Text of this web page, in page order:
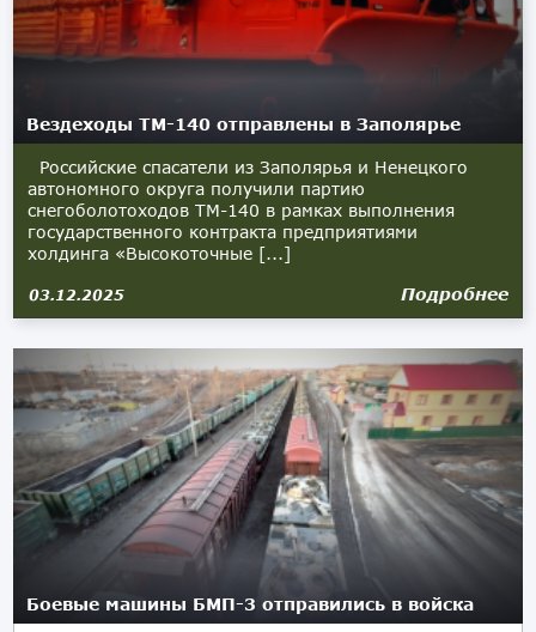
Вездеходы ТМ-140 отправлены в Заполярье
Российские спасатели из Заполярья и Ненецкого
автономного округа получили партию
снегоболотоходов ТМ-140 в рамках выполнения
государственного контракта предприятиями
холдинга «Высокоточные [...]
03.12.2025 Подробнее
Боевые машины БМП-3 отправились в войска